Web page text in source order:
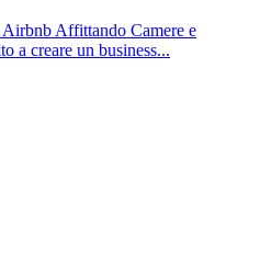
Affittando Camere e
a creare un business...